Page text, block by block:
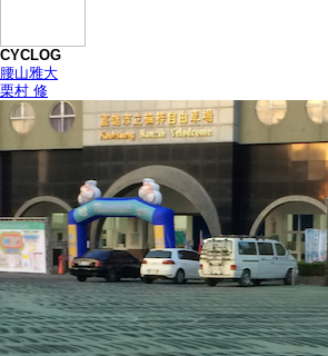
CYCLOG
腰山雅大
栗村 修